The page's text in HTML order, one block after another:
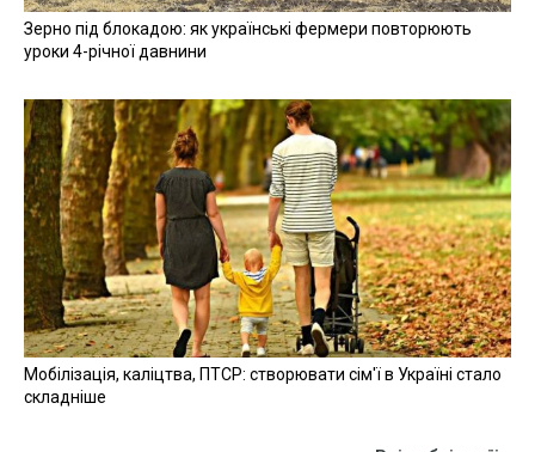
Зерно під блокадою: як українські фермери повторюють
уроки 4-річної давнини
Мобілізація, каліцтва, ПТСР: створювати сім'ї в Україні стало
складніше